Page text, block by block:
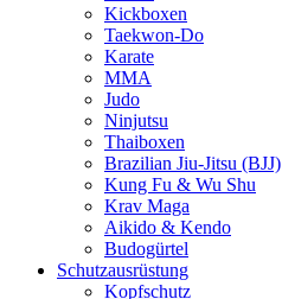
Kickboxen
Taekwon-Do
Karate
MMA
Judo
Ninjutsu
Thaiboxen
Brazilian Jiu-Jitsu (BJJ)
Kung Fu & Wu Shu
Krav Maga
Aikido & Kendo
Budogürtel
Schutzausrüstung
Kopfschutz